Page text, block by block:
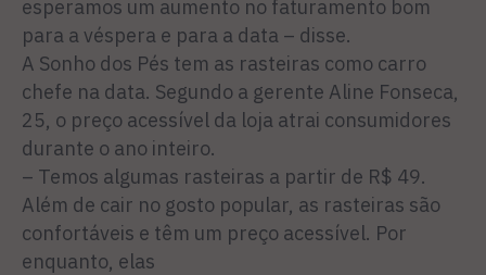
esperamos um aumento no faturamento bom
para a véspera e para a data – disse.
A Sonho dos Pés tem as rasteiras como carro
chefe na data. Segundo a gerente Aline Fonseca,
25, o preço acessível da loja atrai consumidores
durante o ano inteiro.
– Temos algumas rasteiras a partir de R$ 49.
Além de cair no gosto popular, as rasteiras são
confortáveis e têm um preço acessível. Por
enquanto, elas